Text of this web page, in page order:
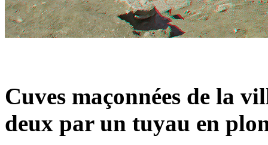
Cuves maçonnées de la
deux par un tuyau en